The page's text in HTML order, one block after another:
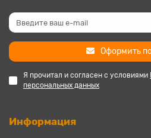
Оформить
Я прочитал и согласен с условиями
персональных данных
Информация